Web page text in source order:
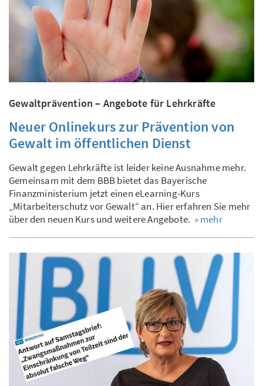
Gewaltprävention – Angebote für Lehrkräfte
Neuer Onlinekurs zur Prävention von
Gewalt im öffentlichen Dienst
Gewalt gegen Lehrkräfte ist leider keine Ausnahme mehr.
Gemeinsam mit dem BBB bietet das Bayerische
Finanzministerium jetzt einen eLearning-Kurs
„Mitarbeiterschutz vor Gewalt“ an. Hier erfahren Sie mehr
über den neuen Kurs und weitere Angebote. » mehr